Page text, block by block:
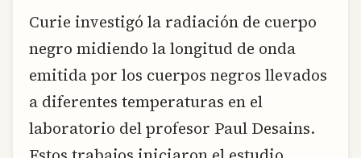
Curie investigó la radiación de cuerpo
negro midiendo la longitud de onda
emitida por los cuerpos negros llevados
a diferentes temperaturas en el
laboratorio del profesor Paul Desains.